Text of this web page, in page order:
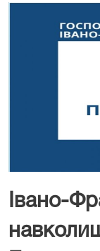
Івано-